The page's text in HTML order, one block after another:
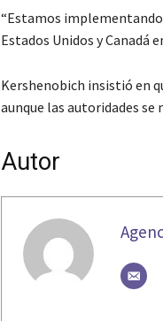
“Estamos
Estados Unidos y Canadá
Kershenobich insistió en
aunque las autoridades
Autor